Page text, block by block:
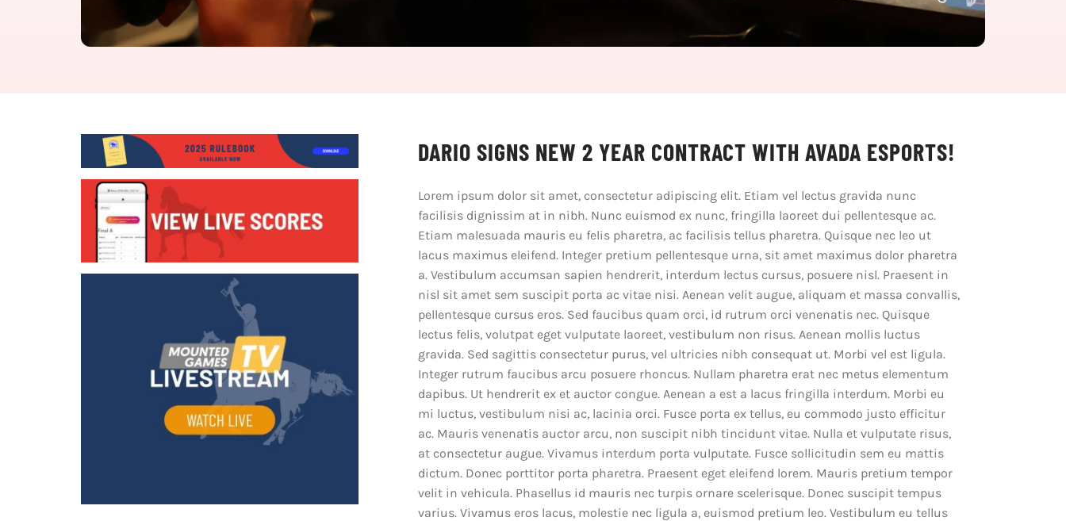
DARIO SIGNS NEW 2 YEAR CONTRACT WITH AVADA ESPORTS!
Lorem ipsum dolor sit amet, consectetur adipiscing elit. Etiam vel lectus gravida nunc
facilisis dignissim at in nibh. Nunc euismod ex nunc, fringilla laoreet dui pellentesque ac.
Etiam malesuada mauris eu felis pharetra, ac facilisis tellus pharetra. Quisque nec leo ut
lacus maximus eleifend. Integer pretium pellentesque urna, sit amet maximus dolor pharetra
a. Vestibulum accumsan sapien hendrerit, interdum lectus cursus, posuere nisl. Praesent in
nisl sit amet sem suscipit porta ac vitae nisi. Aenean velit augue, aliquam et massa convallis,
pellentesque cursus eros. Sed faucibus quam orci, id rutrum orci venenatis nec. Quisque
lectus felis, volutpat eget vulputate laoreet, vestibulum non risus. Aenean mollis luctus
gravida. Sed sagittis consectetur purus, vel ultricies nibh consequat ut. Morbi vel est ligula.
Integer rutrum faucibus arcu posuere rhoncus. Nullam pharetra erat nec metus elementum
dapibus. Ut hendrerit ex et auctor congue. Aenean a est a lacus fringilla interdum. Morbi eu
mi luctus, vestibulum nisi ac, lacinia orci. Fusce porta ex tellus, eu commodo justo efficitur
ac. Mauris venenatis auctor arcu, non suscipit nibh tincidunt vitae. Nulla et vulputate risus,
at consectetur augue. Vivamus interdum porta vulputate. Fusce sollicitudin sem eu mattis
dictum. Donec porttitor porta pharetra. Praesent eget eleifend lorem. Mauris pretium tempor
velit in vehicula. Phasellus id mauris nec turpis ornare scelerisque. Donec suscipit tempus
varius. Vivamus eros lacus, molestie nec ligula a, euismod pretium leo. Vestibulum eu tellus